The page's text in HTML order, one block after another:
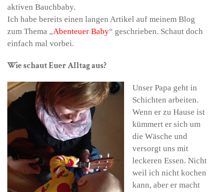
aktiven Bauchbaby.
Ich habe bereits einen langen Artikel auf meinem Blog
zum Thema „Abenteuer Baby“ geschrieben. Schaut doch
einfach mal vorbei.
Wie schaut Euer Alltag aus?
Unser Papa geht in
Schichten arbeiten.
Wenn er zu Hause ist
kümmert er sich um
die Wäsche und
versorgt uns mit
leckeren Essen. Nicht
weil ich nicht kochen
kann, aber er macht